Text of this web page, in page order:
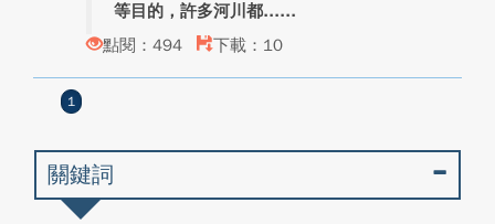
等目的，許多河川都...
點閱：494
下載：10
1
關鍵詞